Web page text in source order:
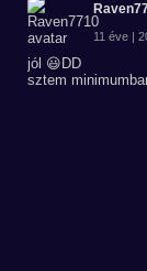
11 éve |
jól 😃DD
sztem